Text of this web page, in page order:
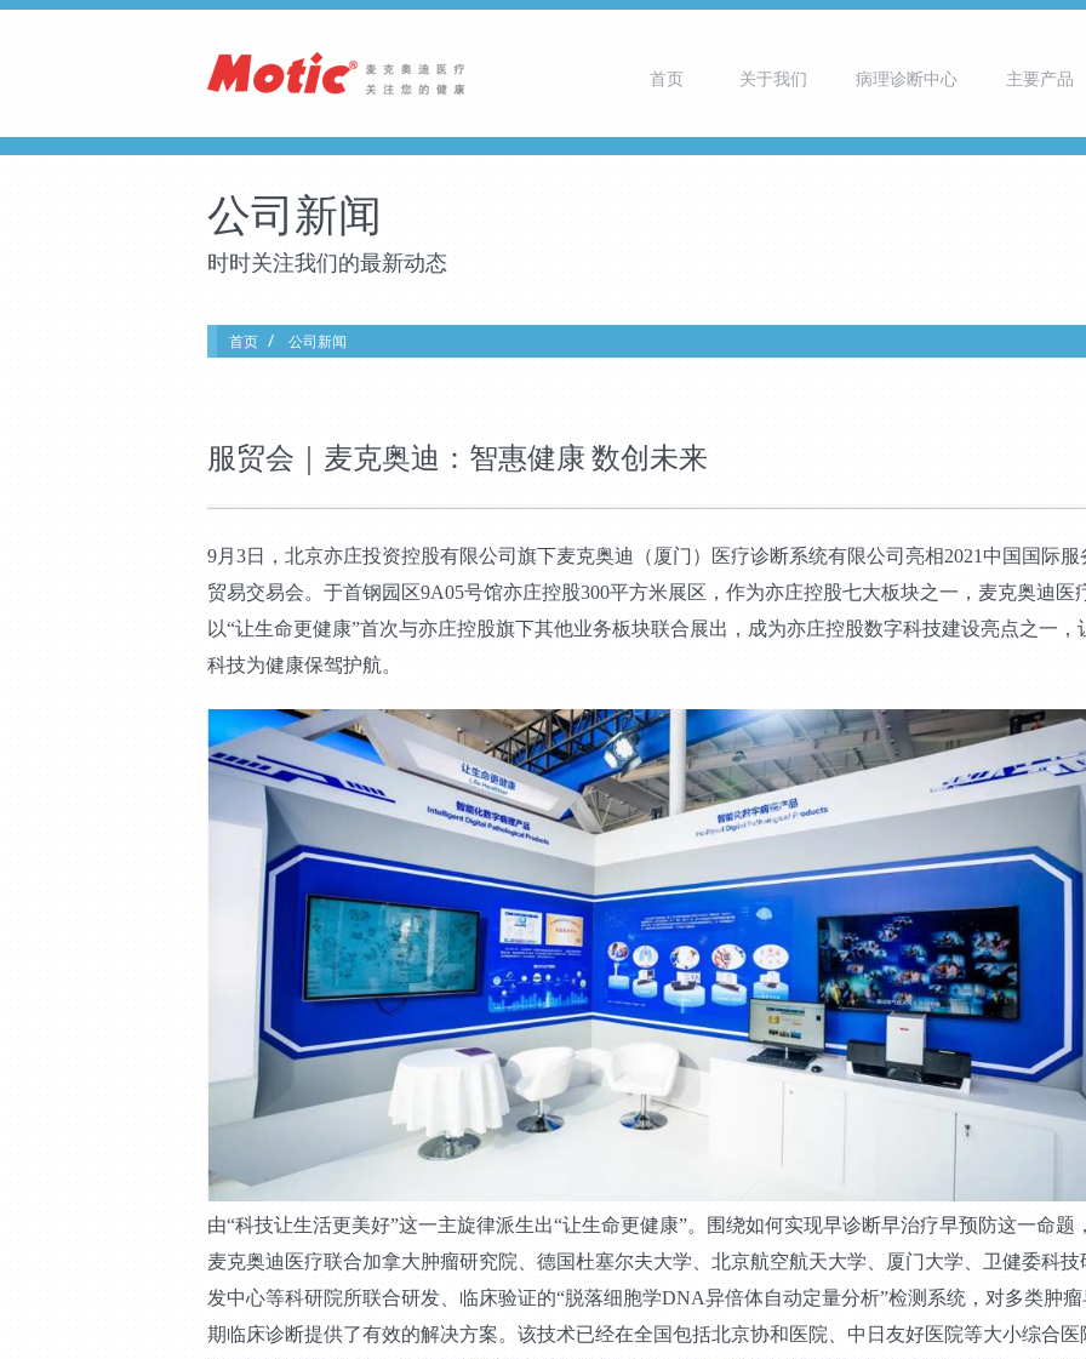
首页 关于我们 病理诊断中心 主要产品
公司新闻
时时关注我们的最新动态
首页 公司新闻
服贸会｜麦克奥迪：智惠健康 数创未来
9月3日，北京亦庄投资控股有限公司旗下麦克奥迪（厦门）医疗诊断系统有限公司亮相2021中国国际服
贸易交易会。于首钢园区9A05号馆亦庄控股300平方米展区，作为亦庄控股七大板块之一，麦克奥迪医
以“让生命更健康”首次与亦庄控股旗下其他业务板块联合展出，成为亦庄控股数字科技建设亮点之一，
科技为健康保驾护航。
由“科技让生活更美好”这一主旋律派生出“让生命更健康”。围绕如何实现早诊断早治疗早预防这一命题，
麦克奥迪医疗联合加拿大肿瘤研究院、德国杜塞尔夫大学、北京航空航天大学、厦门大学、卫健委科技
发中心等科研院所联合研发、临床验证的“脱落细胞学DNA异倍体自动定量分析”检测系统，对多类肿瘤
期临床诊断提供了有效的解决方案。该技术已经在全国包括北京协和医院、中日友好医院等大小综合医